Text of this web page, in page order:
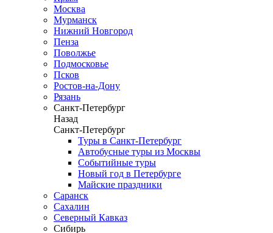
Москва
Мурманск
Нижний Новгород
Пенза
Поволжье
Подмосковье
Псков
Ростов-на-Дону
Рязань
Санкт-Петербург
Назад
Санкт-Петербург
Туры в Санкт-Петербург
Автобусные туры из Москвы
Событийные туры
Новый год в Петербурге
Майские праздники
Саранск
Сахалин
Северный Кавказ
Сибирь